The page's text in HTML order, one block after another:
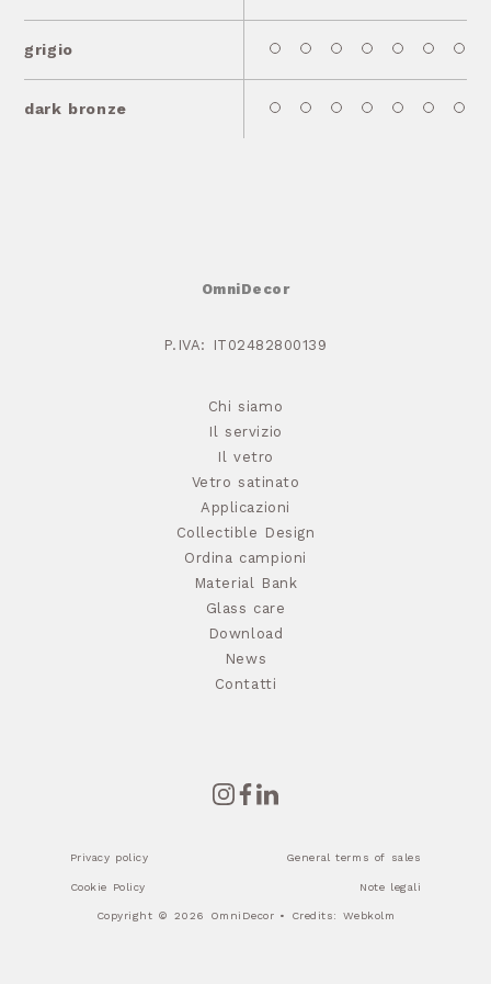
grigio
dark bronze
OmniDecor
P.IVA: IT02482800139
Chi siamo
Il servizio
Il vetro
Vetro satinato
Applicazioni
Collectible Design
Ordina campioni
Material Bank
Glass care
Download
News
Contatti
Privacy policy General terms of sales
Cookie Policy Note legali
Copyright © 2026 OmniDecor • Credits: Webkolm